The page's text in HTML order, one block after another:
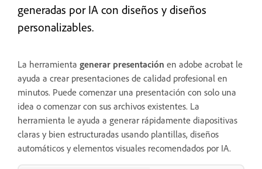
generadas por IA con diseños y diseños
personalizables.
La herramienta generar presentación en adobe acrobat le
ayuda a crear presentaciones de calidad profesional en
minutos. Puede comenzar una presentación con solo una
idea o comenzar con sus archivos existentes. La
herramienta le ayuda a generar rápidamente diapositivas
claras y bien estructuradas usando plantillas, diseños
automáticos y elementos visuales recomendados por IA.